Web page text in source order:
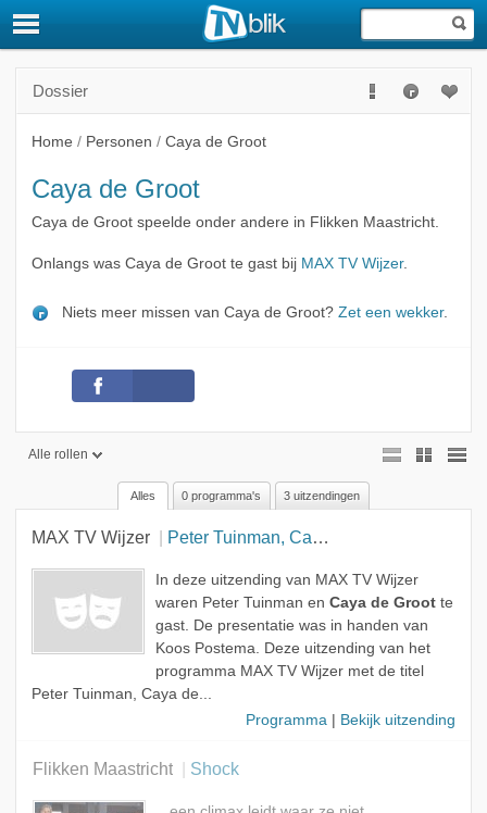
Dossier
Home / Personen / Caya de Groot
Caya de Groot
Caya de Groot speelde onder andere in Flikken Maastricht.
Onlangs was Caya de Groot te gast bij MAX TV Wijzer.
Niets meer missen van Caya de Groot? Zet een wekker.
Alle rollen
Alle rollen
Gast
Alles 0 programma's 3 uitzendingen
MAX TV Wijzer Peter Tuinman, Caya de Groot & Hand Oldings
In deze uitzending van MAX TV Wijzer
waren Peter Tuinman en Caya de Grootte
gast. De presentatie was in handen van
Koos Postema. Deze uitzending van het
programma MAX TV Wijzer met de titel
Peter Tuinman, Caya de...
Programma
Bekijk uitzending
Flikken Maastricht Shock